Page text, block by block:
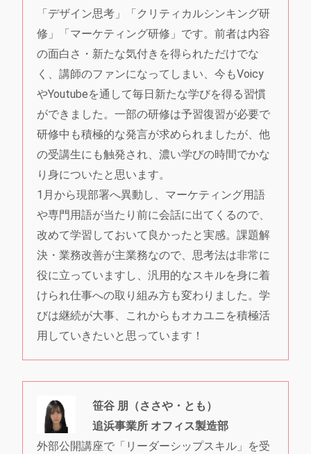
「デザイン思考」「クリティカルシンキング研
修」「マーケティング研修」です。前者は内容
の面白さ・新たな気付きを得られただけでな
く、講師のファンになってしまい、今もVoicy
やYoutubeを通して毎日新たな学びを得る習慣
ができました。一部の研修は予習復習が必要で
研修中も積極的な発言が求められましたが、他
の受講生にも触発され、濃い学びの時間でかな
り身についたと思います。
1月から現部署へ異動し、マーケティング用語
や専門用語が当たり前に会話に出てくるので、
改めて学習しておいて良かったと実感。課題解
決・業務改善が主業務なので、思考法は非常に
役に立っていますし、汎用的なスキルを身に着
けられ仕事への取り組み方も変わりました。学
びは継続が大事、これからもオカユニを積極活
用していきたいと思っています！
笹谷 朋（ささや・とも）
追浜事業所 オフィス製造部
外部公開講座で「リーダーシップスキル」を受